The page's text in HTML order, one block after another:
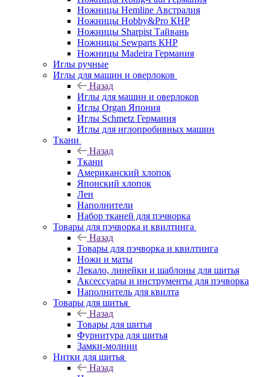
Ножницы Hemline Австралия
Ножницы Hobby&Pro КНР
Ножницы Sharpist Тайвань
Ножницы Sewparts КНР
Ножницы Madeira Германия
Иглы ручные
Иглы для машин и оверлоков
Назад
Иглы для машин и оверлоков
Иглы Organ Япония
Иглы Schmetz Германия
Иглы для иглопробивных машин
Ткани
Назад
Ткани
Американский хлопок
Японский хлопок
Лен
Наполнители
Набор тканей для пэчворка
Товары для пэчворка и квилтинга
Назад
Товары для пэчворка и квилтинга
Ножи и маты
Лекало, линейки и шаблоны для шитья
Аксессуары и инструменты для пэчворка
Наполнитель для квилта
Товары для шитья
Назад
Товары для шитья
Фурнитура для шитья
Замки-молнии
Нитки для шитья
Назад